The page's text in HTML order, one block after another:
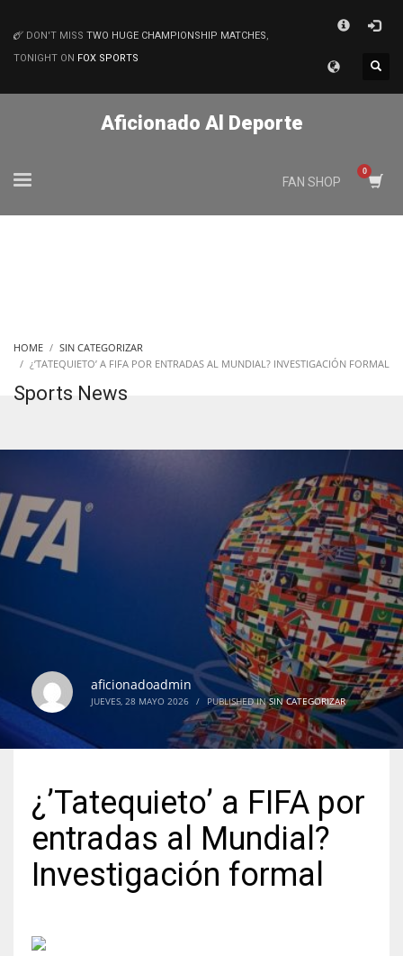
MATCHES
DON'T MISS TWO HUGE CHAMPIONSHIP MATCHES,
TONIGHT ON FOX SPORTS
Aficionado Al Deporte
FAN SHOP
HOME
SIN CATEGORIZAR
¿’TATEQUIETO’ A FIFA POR ENTRADAS AL MUNDIAL? INVESTIGACIÓN FORMAL
Sports News
aficionadoadmin
JUEVES, 28 MAYO 2026 / PUBLISHED INSIN CATEGORIZAR
¿’Tatequieto’ a FIFA por
entradas al Mundial?
Investigación formal